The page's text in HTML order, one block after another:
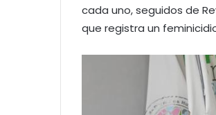
cada uno, seguidos de
que registra un